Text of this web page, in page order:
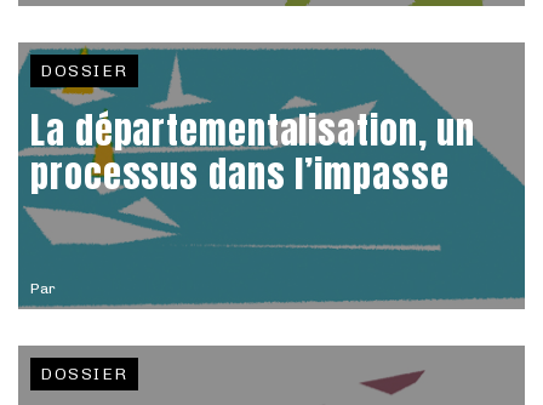
Par
DOSSIER
La départementalisation, un
processus dans l’impasse
DOSSIER